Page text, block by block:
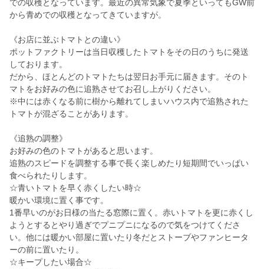
での収穫となっています。最近の異常気象で夏季といってもGW前
から青めでの収穫となってきていますが。
《お店に並ぶトマトとの違い》
ポットファクトリーは当日収穫したトマトをその日のうちに発送
しております。
だから、ほとんどのトマトたちは翌日お手元に届きます。そのト
マトをお好みの色に追熟させてお召し上がりください。
※中には赤くなる前に樹から離れてしまいハウス内で追熟された
トマトが混ざることがあります。
《追熟の調整》
お好みの色のトマトがあると思います。
追熟のスピードを調整する事で長く楽しめたり短期間でいっぱい
食べられたりします。
☆青いトマトを早く赤くしたい時☆
暖かい環境に置く事です。
1番早いのがお日様の当たる窓際に置く。赤いトマトを更に赤くし
ようとするとやり過ぎでプニプニになるので気をつけてくださ
い。他には暖かい部屋に置いたり冬だとストーブやファンヒータ
ーの前に置いたり。
☆キープしたい場合☆